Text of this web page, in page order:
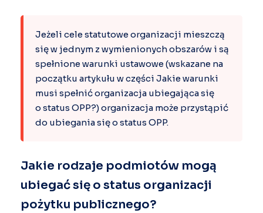
Jeżeli cele statutowe organizacji mieszczą
się w jednym z wymienionych obszarów i są
spełnione warunki ustawowe (wskazane na
początku artykułu w części Jakie warunki
musi spełnić organizacja ubiegająca się
o status OPP?) organizacja może przystąpić
do ubiegania się o status OPP.
Jakie rodzaje podmiotów mogą
ubiegać się o status organizacji
pożytku publicznego?